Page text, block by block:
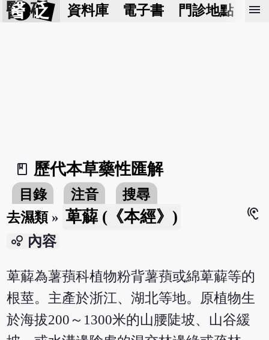
醫 砭 資料庫 電子書 門診地點 預
menu
book_2
歷代本草藥性匯解
目錄 注音
搜尋
去濕類» 萆薢 (《本經》)
hearing
bubble_chart 內容
萆薢為薯蕷科植物粉背薯蕷或綿萆薢等的
根莖。主產於浙江、湖北等地。原植物生
於海拔200～1300米的山腰陡坡、山谷緩